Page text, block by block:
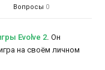
Вопросы 0
Evolve 2. Он
на своём личном